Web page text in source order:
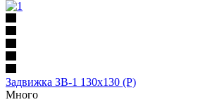
Задвижка ЗВ-1 130х130 (Р)
Много